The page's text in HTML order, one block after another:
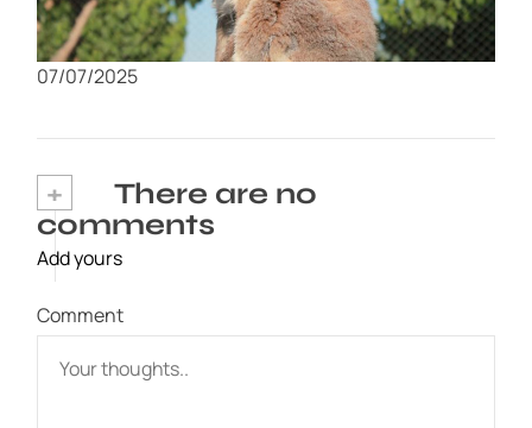
Visita al Zoológico de Murcia: Un día en
familia con animales exóticos
07/07/2025
+
There are no
comments
Add yours
Comment